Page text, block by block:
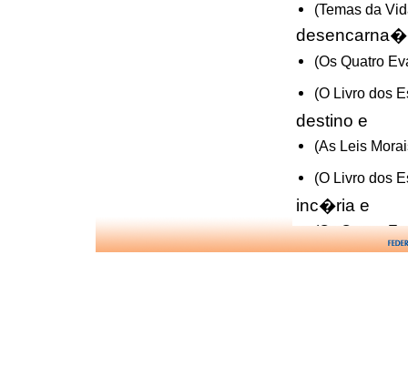
(Temas da
(Os Quatro
(O Livro dos
destino e
(As Leis
(O Livro dos
inc�ria e
(Os Quatro
instante da